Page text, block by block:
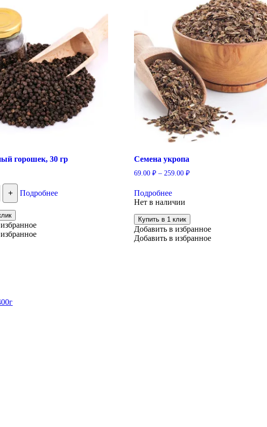
горошек, 30 гр
+ Подробнее
Семена укропа
69.00 ₽– 259.00 ₽
Подробнеетовар
имеет
несколько
вариаций.
Опции
можно
Нет в наличии
Купить в 1 клик
Добавить в избранное
Добавить в избранное